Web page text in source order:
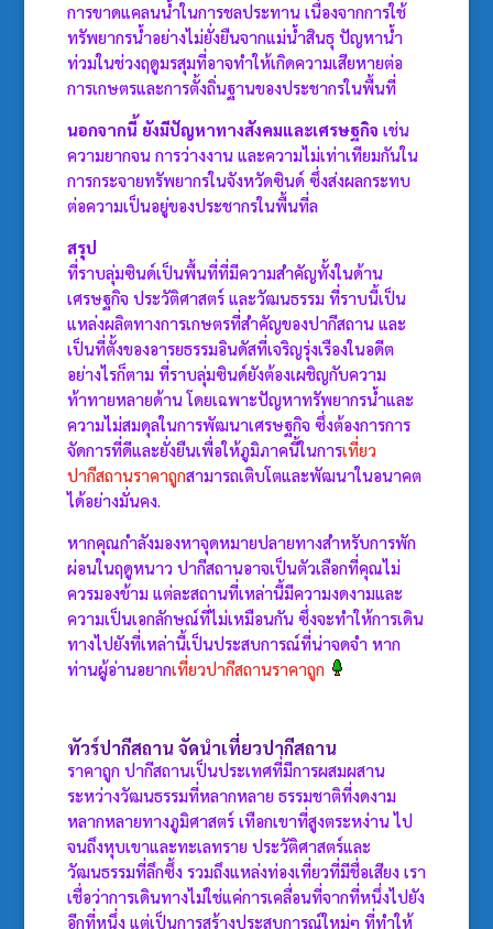
การขาดแคลนน้ำในการชลประทาน เนื่องจากการใช้
ทรัพยากรน้ำอย่างไม่ยั่งยืนจากแม่น้ำสินธุ ปัญหาน้ำ
ท่วมในช่วงฤดูมรสุมที่อาจทำให้เกิดความเสียหายต่อ
การเกษตรและการตั้งถิ่นฐานของประชากรในพื้นที่
นอกจากนี้ ยังมีปัญหาทางสังคมและเศรษฐกิจ เช่น
ความยากจน การว่างงาน และความไม่เท่าเทียมกันใน
การกระจายทรัพยากรในจังหวัดซินด์ ซึ่งส่งผลกระทบ
ต่อความเป็นอยู่ของประชากรในพื้นที่ล
สรุป
ที่ราบลุ่มซินด์เป็นพื้นที่ที่มีความสำคัญทั้งในด้าน
เศรษฐกิจ ประวัติศาสตร์ และวัฒนธรรม ที่ราบนี้เป็น
แหล่งผลิตทางการเกษตรที่สำคัญของปากีสถาน และ
เป็นที่ตั้งของอารยธรรมอินดัสที่เจริญรุ่งเรืองในอดีต
อย่างไรก็ตาม ที่ราบลุ่มซินด์ยังต้องเผชิญกับความ
ท้าทายหลายด้าน โดยเฉพาะปัญหาทรัพยากรน้ำและ
ความไม่สมดุลในการพัฒนาเศรษฐกิจ ซึ่งต้องการการ
จัดการที่ดีและยั่งยืนเพื่อให้ภูมิภาคนี้ในการเที่ยว
ปากีสถานราคาถูกสามารถเติบโตและพัฒนาในอนาคต
ได้อย่างมั่นคง.
หากคุณกำลังมองหาจุดหมายปลายทางสำหรับการพัก
ผ่อนในฤดูหนาว ปากีสถานอาจเป็นตัวเลือกที่คุณไม่
ควรมองข้าม แต่ละสถานที่เหล่านี้มีความงดงามและ
ความเป็นเอกลักษณ์ที่ไม่เหมือนกัน ซึ่งจะทำให้การเดิน
ทางไปยังที่เหล่านี้เป็นประสบการณ์ที่น่าจดจำ หาก
ท่านผู้อ่านอยากเที่ยวปากีสถานราคาถูก
ทัวร์ปากีสถาน จัดนำเที่ยวปากีสถาน
ราคาถูก ปากีสถานเป็นประเทศที่มีการผสมผสาน
ระหว่างวัฒนธรรมที่หลากหลาย ธรรมชาติที่งดงาม
หลากหลายทางภูมิศาสตร์ เทือกเขาที่สูงตระหง่าน ไป
จนถึงหุบเขาและทะเลทราย ประวัติศาสตร์และ
วัฒนธรรมที่ลึกซึ้ง รวมถึงแหล่งท่องเที่ยวที่มีชื่อเสียง เรา
เชื่อว่าการเดินทางไม่ใช่แค่การเคลื่อนที่จากที่หนึ่งไปยัง
อีกที่หนึ่ง แต่เป็นการสร้างประสบการณ์ใหม่ๆ ที่ทำให้